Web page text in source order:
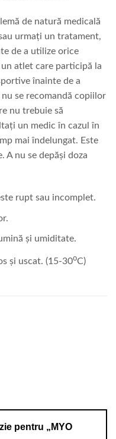
de naturӑ medicalӑ
urmați un tratament,
de a utilize orice
atlet care participӑ la
înainte de a
se recomandӑ copiilor
nu trebuie sӑ
un medic în cazul în
mai îndelungat. Este
A nu se depӑși doza
rupt sau incomplet.
și umiditate.
și uscat. (15-30oC)
pentru „MYO